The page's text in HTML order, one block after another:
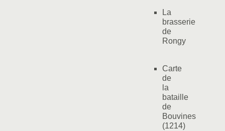
La
brasserie
de
Rongy
Carte
de
la
bataille
de
Bouvines
(1214)